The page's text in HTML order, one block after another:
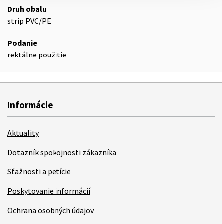
Druh obalu
strip PVC/PE
Podanie
rektálne použitie
Informácie
Aktuality
Dotazník spokojnosti zákazníka
Sťažnosti a petície
Poskytovanie informácií
Ochrana osobných údajov